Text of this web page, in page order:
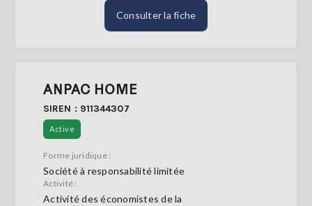
Consulter la fiche
ANPAC HOME
SIREN : 911344307
Active
Forme juridique :
Société à responsabilité limitée
Activité :
Activité des économistes de la